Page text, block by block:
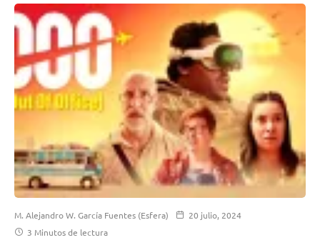
M. Alejandro W. García Fuentes (Esfera)
20 julio, 2024
3 Minutos de lectura